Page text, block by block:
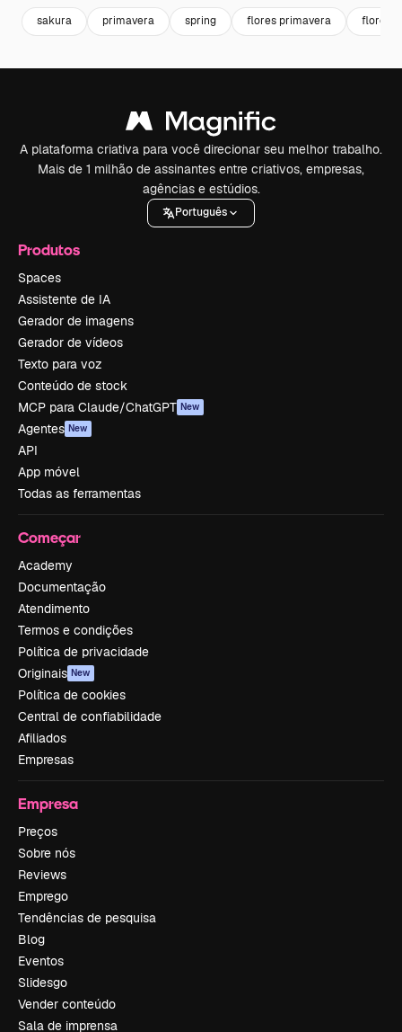
sakura primavera spring flores primavera
A plataforma criativa para você direcionar seu melhor trabalho.
Mais de 1 milhão de assinantes entre criativos, empresas,
agências e estúdios.
Português
Produtos
Spaces
Assistente de IA
Gerador de imagens
Gerador de vídeos
Texto para voz
Conteúdo de stock
MCP para Claude/ChatGPT New
Agentes New
API
App móvel
Todas as ferramentas
Começar
Academy
Documentação
Atendimento
Termos e condições
Política de privacidade
Originais New
Política de cookies
Central de confiabilidade
Afiliados
Empresas
Empresa
Preços
Sobre nós
Reviews
Emprego
Tendências de pesquisa
Blog
Eventos
Slidesgo
Vender conteúdo
Sala de imprensa